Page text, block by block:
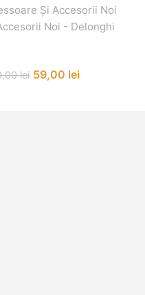
Și Accesorii Noi
Noi - Delonghi
lei 59,00 lei